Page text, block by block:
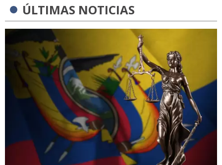
ÚLTIMAS NOTICIAS